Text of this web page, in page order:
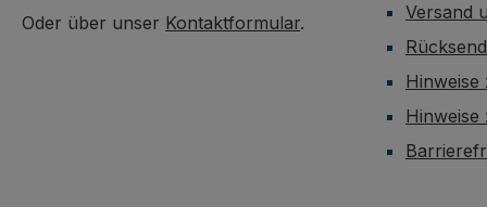
Oder über unser Kontaktformular.
Versand
Hinweise